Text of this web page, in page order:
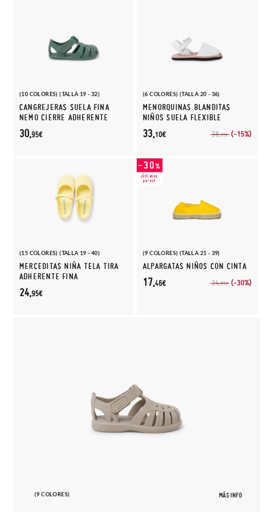
(10 COLORES) (TALLA 19 - 32)
CANGREJERAS SUELA FINA
NEMO CIERRE ADHERENTE
30,95€
(6 COLORES) (TALLA 20 - 36)
MENORQUINAS BLANDITAS
NIÑOS SUELA FLEXIBLE
38,95€ (-15%)
33,10€
(15 COLORES) (TALLA 19 - 40)
MERCEDITAS NIÑA TELA TIRA
ADHERENTE FINA
24,95€
(9 COLORES) (TALLA 21 - 39)
ALPARGATAS NIÑOS CON CINTA
24,95€ (-30%)
17,46€
(9 COLORES) MÁS INFO